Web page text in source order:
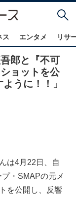
ス エンタメ リサ
郎と『不可
ョットを公
うに！！」
は4月22日、自
・SMAPの元メ
を公開し、反響